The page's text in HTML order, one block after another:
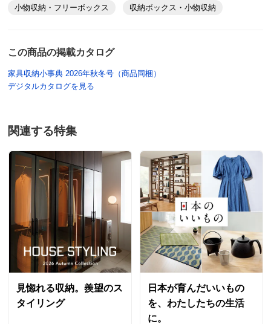
小物収納・フリーボックス 収納ボックス・小物収納
この商品の掲載カタログ
家具収納小事典 2026年秋冬号（商品同梱）
デジタルカタログを見る
関連する特集
見惚れる収納。羨望のス
タイリング
日本が育んだいいもの
を、わたしたちの生活
に。